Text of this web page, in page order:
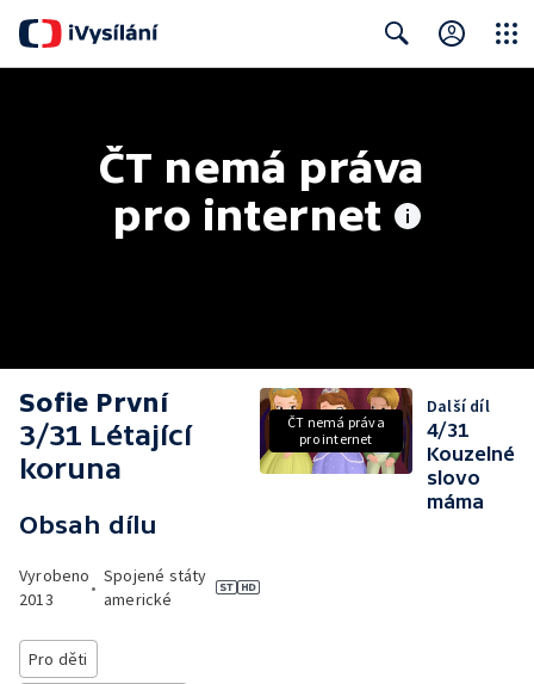
ČT nemá práva
pro internet
Sofie První
3/31 Létající
koruna
Obsah dílu
Vyrobeno
2013
•
Spojené státy
americké
Pro děti
ČT nemá práva
pro internet
Další díl
4/31
Kouzelné
slovo
máma